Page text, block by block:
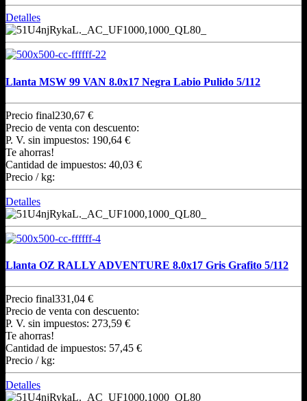
Detalles
Llanta MSW 99 VAN 8.0x17 Negra Labio Pulido 5/112
Precio final230,67 €
Precio de venta con descuento:
P. V. sin impuestos: 190,64 €
Te ahorras!
Cantidad de impuestos: 40,03 €
Precio / kg:
Detalles
Llanta OZ RALLY ADVENTURE 8.0x17 Gris Grafito 5/112
Precio final331,04 €
Precio de venta con descuento:
P. V. sin impuestos: 273,59 €
Te ahorras!
Cantidad de impuestos: 57,45 €
Precio / kg:
Detalles